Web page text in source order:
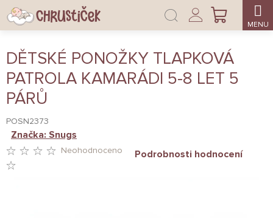
Přejít
na
obsah
NÁKUPNÍ
Přihlášení
DĚTSKÉ PONOŽKY TLAPKOVÁ
PATROLA KAMARÁDI 5-8 LET 5
PÁRŮ
POSN2373
Neohodnoceno Podrobnosti hodnocení
Značka: Snugs